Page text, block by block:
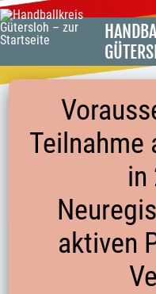
WEIBLICHE C-
QUALIFIKATION
Teilnahme
in
aktiven